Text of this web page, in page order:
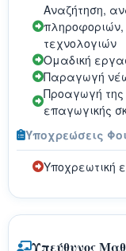
Αναζήτηση,
τεχνολογιών
Ομαδική
Παραγωγή
Προαγωγή της
επαγωγικής
Υποχρεώσεις
Υποχρεωτική
Υπεύθυνος